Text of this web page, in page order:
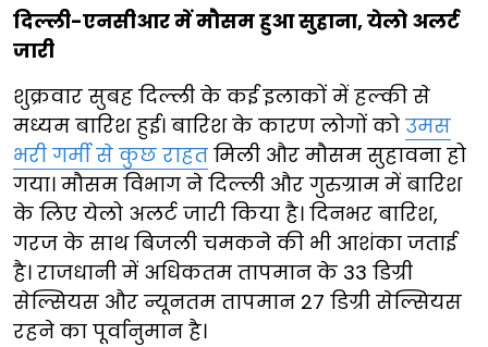
दिल्ली-एनसीआर में मौसम हुआ सुहाना, येलो अलर्ट
जारी
शुक्रवार सुबह दिल्ली के कई इलाकों में हल्की से
मध्यम बारिश हुई। बारिश के कारण लोगों को उमस
भरी गर्मी से कुछ राहत मिली और मौसम सुहावना हो
गया। मौसम विभाग ने दिल्ली और गुरुग्राम में बारिश
के लिए येलो अलर्ट जारी किया है। दिनभर बारिश,
गरज के साथ बिजली चमकने की भी आशंका जताई
है। राजधानी में अधिकतम तापमान के 33 डिग्री
सेल्सियस और न्यूनतम तापमान 27 डिग्री सेल्सियस
रहने का पूर्वानुमान है।